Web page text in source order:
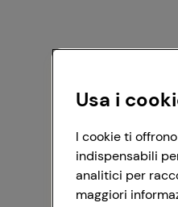
Usa i
I cookie ti
indispensabili
analitici per
maggiori